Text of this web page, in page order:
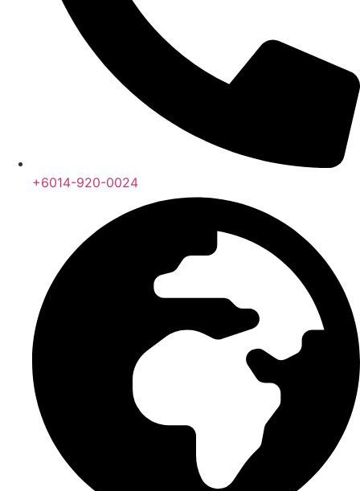
+6014-920-0024